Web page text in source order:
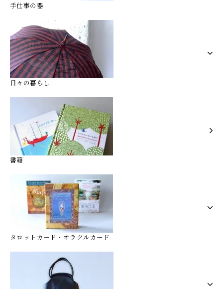
手仕事の器
日々の暮らし
書籍
タロットカード・オラクルカード